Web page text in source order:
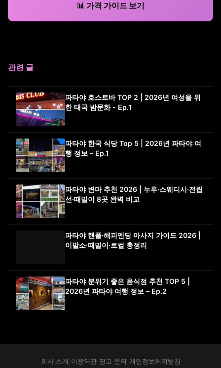
📊 가격 가이드 보기
관련 글
파타야 호스트바 TOP 2 | 2026년 여성을 위
한 태국 밤문화 - Ep.1
파타야 한국 식당 Top 5 | 2026년 파타야 여
행 정보 – Ep.1
파타야 변마 추천 2026 | 누루·스웨디시·전립
선·때밀이 8곳 완벽 비교
파타야 핸플·해피엔딩 마사지 가이드 2026 |
이발소·때밀이·로컬 총정리
파타야 분위기 좋은 음식점 추천 TOP 5 |
2026년 파타야 여행 정보 – Ep.2
회사 소개 이용약관| 광고 문의 개인정보처리방침